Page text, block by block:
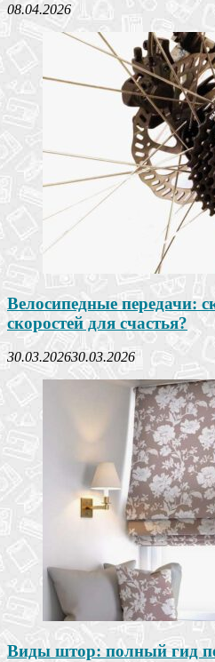
08.04.2026
Велосипедные передачи:
скоростей для счастья?
30.03.202630.03.2026
Виды штор: полный гид